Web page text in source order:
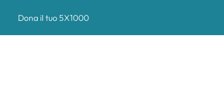
Dona il tuo 5X1000